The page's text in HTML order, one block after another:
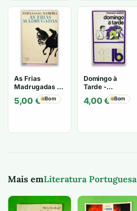
era:
14,00 €.
é:
4,00 €.
As Frias
Madrugadas -
Fernando
Namora
5,00 € Bom
Domingo à
Tarde -
Fernando
Namora
4,00€ Bom
Mais emLiteratura Portuguesa